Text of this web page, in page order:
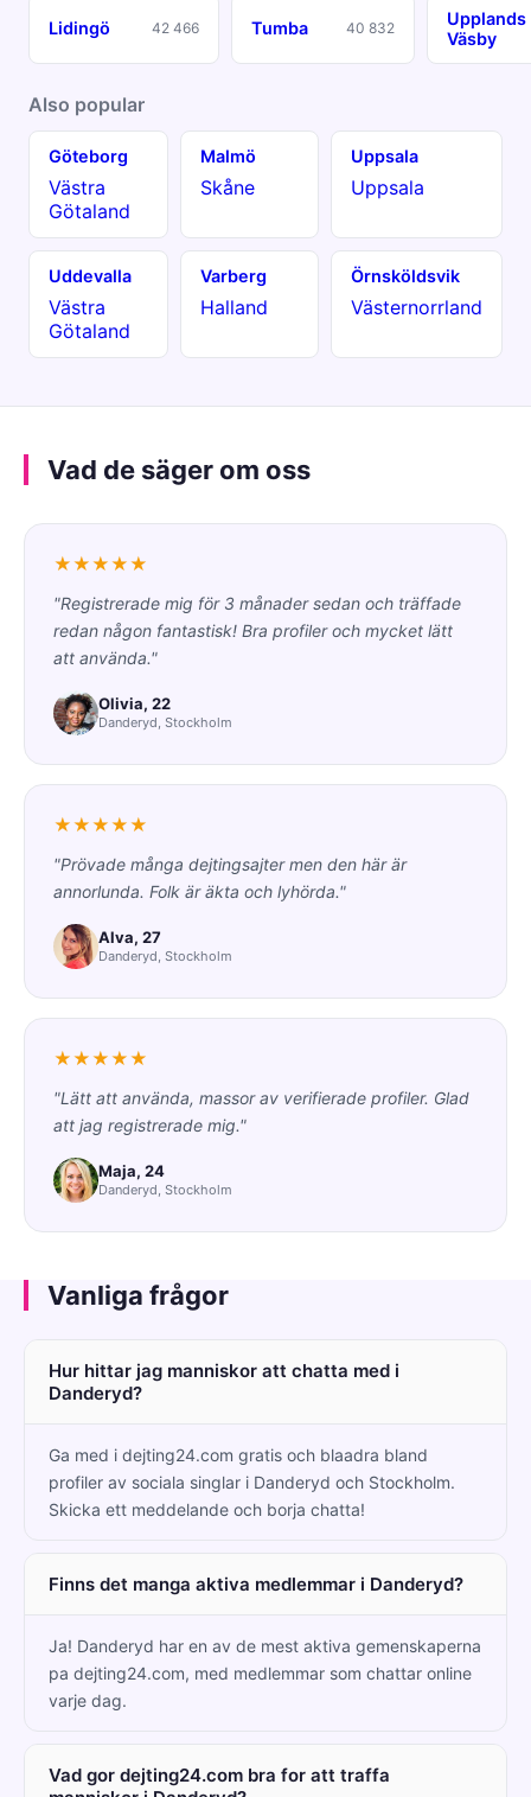
Lidingö 42 466 Tumba 40 832
Upplands
Väsby
Also popular
Göteborg
Västra
Götaland
Malmö
Skåne
Uppsala
Uppsala
Uddevalla
Västra
Götaland
Varberg
Halland
Örnsköldsvik
Västernorrland
Vad de säger om oss
★★★★★
"Registrerade mig för 3 månader sedan och träffade
redan någon fantastisk! Bra profiler och mycket lätt
att använda."
Olivia, 22
Danderyd, Stockholm
★★★★★
"Prövade många dejtingsajter men den här är
annorlunda. Folk är äkta och lyhörda."
Alva, 27
Danderyd, Stockholm
★★★★★
"Lätt att använda, massor av verifierade profiler. Glad
att jag registrerade mig."
Maja, 24
Danderyd, Stockholm
Vanliga frågor
Hur hittar jag manniskor att chatta med i
Danderyd?
Ga med i dejting24.com gratis och blaadra bland
profiler av sociala singlar i Danderyd och Stockholm.
Skicka ett meddelande och borja chatta!
Finns det manga aktiva medlemmar i Danderyd?
Ja! Danderyd har en av de mest aktiva gemenskaperna
pa dejting24.com, med medlemmar som chattar online
varje dag.
Vad gor dejting24.com bra for att traffa